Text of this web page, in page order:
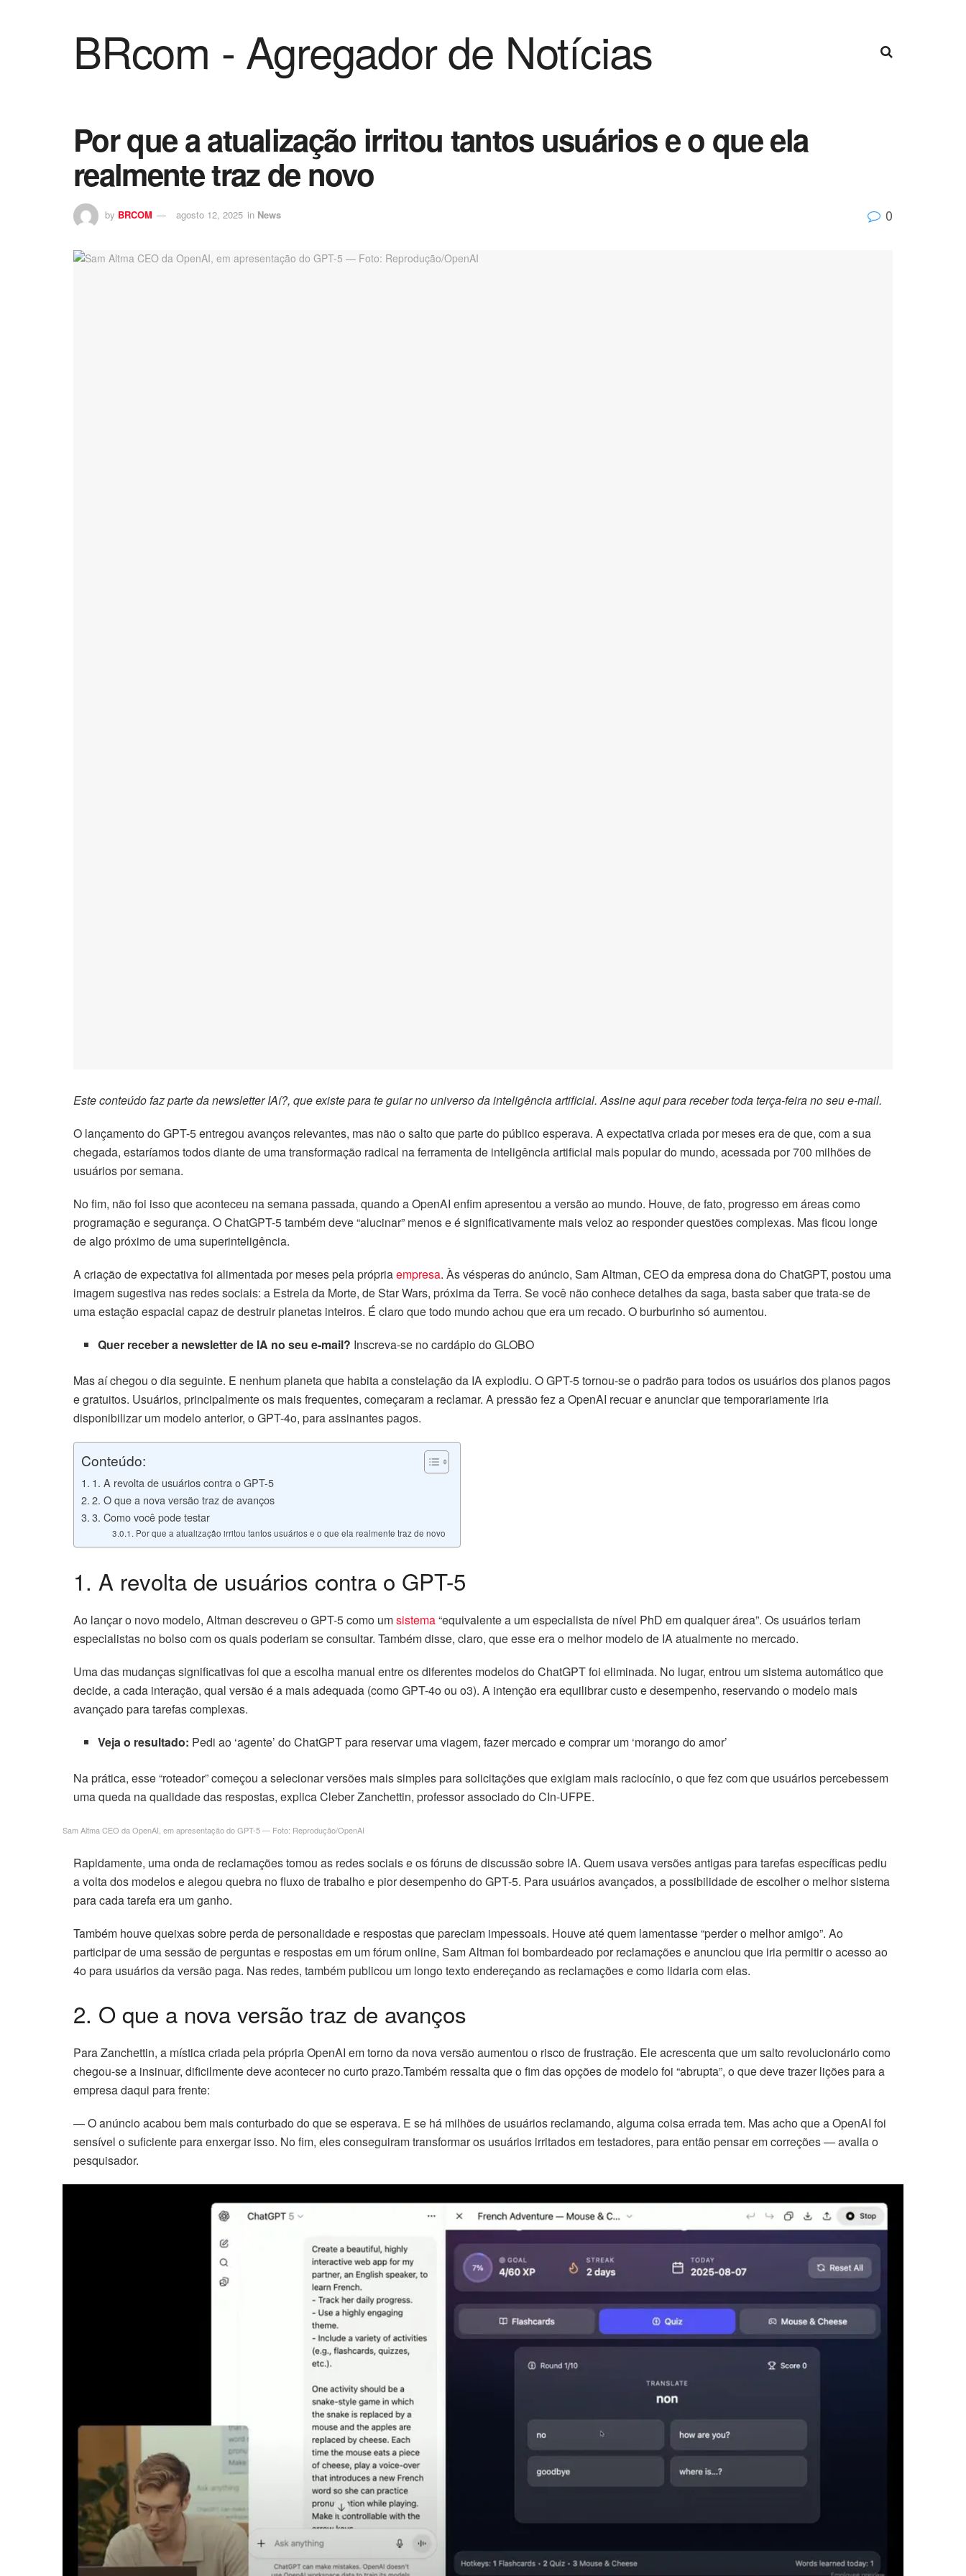
BRcom - Agregador de Notícias
Por que a atualização irritou tantos usuários e o que ela
realmente traz de novo
by BRCOM agosto 12, 2025 in News 0
Este conteúdo faz parte da newsletterIAí?, que existe para te guiar no universo dainteligência artificial. Assineaquipara receber toda terça-feira no seu e-mail.
O lançamento do GPT-5 entregou avanços relevantes, mas não o salto que parte do público esperava. A expectativa criada por meses era de que, com a sua
chegada, estaríamos todos diante de uma transformação radical na ferramenta de inteligência artificial mais popular do mundo, acessada por 700 milhões de
usuários por semana.
No fim, não foi isso que aconteceu na semana passada, quando a OpenAI enfim apresentou a versão ao mundo. Houve, de fato, progresso em áreas como
programação e segurança. O ChatGPT-5 também deve “alucinar” menos e é significativamente mais veloz ao responder questões complexas. Mas ficou longe
de algo próximo de uma superinteligência.
A criação de expectativa foi alimentada por meses pela própriaempresa. Às vésperas do anúncio, Sam Altman, CEO da empresa dona do ChatGPT, postou uma
imagem sugestiva nas redes sociais: a Estrela da Morte, de Star Wars, próxima da Terra. Se você não conhece detalhes da saga, basta saber que trata-se de
uma estação espacial capaz de destruir planetas inteiros. É claro que todo mundo achou que era um recado. O burburinho só aumentou.
Quer receber a newsletter de IA no seu e-mail? Inscreva-se no cardápio do GLOBO
Mas aí chegou o dia seguinte. E nenhum planeta que habita a constelação da IA explodiu. O GPT-5 tornou-se o padrão para todos os usuários dos planos pagos
e gratuitos. Usuários, principalmente os mais frequentes, começaram a reclamar. A pressão fez a OpenAI recuar e anunciar que temporariamente iria
disponibilizar um modelo anterior, o GPT-4o, para assinantes pagos.
Conteúdo:
1. A revolta de usuários contra o GPT-5
2. O que a nova versão traz de avanços
3. Como você pode testar
Por que a atualização irritou tantos usuários e o que ela realmente traz de novo
1. A revolta de usuários contra o GPT-5
Ao lançar o novo modelo, Altman descreveu o GPT-5 como umsistema“equivalente a um especialista de nível PhD em qualquer área”. Os usuários teriam
especialistas no bolso com os quais poderiam se consultar. Também disse, claro, que esse era o melhor modelo de IA atualmente no mercado.
Uma das mudanças significativas foi que a escolha manual entre os diferentes modelos do ChatGPT foi eliminada. No lugar, entrou um sistema automático que
decide, a cada interação, qual versão é a mais adequada (como GPT-4o ou o3). A intenção era equilibrar custo e desempenho, reservando o modelo mais
avançado para tarefas complexas.
Veja o resultado: Pedi ao ‘agente’ do ChatGPT para reservar uma viagem, fazer mercado e comprar um ‘morango do amor’
Na prática, esse “roteador” começou a selecionar versões mais simples para solicitações que exigiam mais raciocínio, o que fez com que usuários percebessem
uma queda na qualidade das respostas, explica Cleber Zanchettin, professor associado do CIn-UFPE.
Sam Altma CEO da OpenAI, em apresentação do GPT-5 — Foto: Reprodução/OpenAI
Rapidamente, uma onda de reclamações tomou as redes sociais e os fóruns de discussão sobre IA. Quem usava versões antigas para tarefas específicas pediu
a volta dos modelos e alegou quebra no fluxo de trabalho e pior desempenho do GPT-5. Para usuários avançados, a possibilidade de escolher o melhor sistema
para cada tarefa era um ganho.
Também houve queixas sobre perda de personalidade e respostas que pareciam impessoais. Houve até quem lamentasse “perder o melhor amigo”. Ao
participar de uma sessão de perguntas e respostas em um fórum online, Sam Altman foi bombardeado por reclamações e anunciou que iria permitir o acesso ao
4o para usuários da versão paga. Nas redes, também publicou um longo texto endereçando as reclamações e como lidaria com elas.
2. O que a nova versão traz de avanços
Para Zanchettin, a mística criada pela própria OpenAI em torno da nova versão aumentou o risco de frustração. Ele acrescenta que um salto revolucionário como
chegou-se a insinuar, dificilmente deve acontecer no curto prazo.Também ressalta que o fim das opções de modelo foi “abrupta”, o que deve trazer lições para a
empresa daqui para frente:
— O anúncio acabou bem mais conturbado do que se esperava. E se há milhões de usuários reclamando, alguma coisa errada tem. Mas acho que a OpenAI foi
sensível o suficiente para enxergar isso. No fim, eles conseguiram transformar os usuários irritados em testadores, para então pensar em correções — avalia o
pesquisador.